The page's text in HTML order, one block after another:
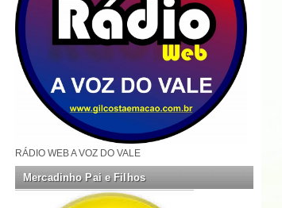
RÁDIO WEB A VOZ DO VALE
Mercadinho Pai e Filhos